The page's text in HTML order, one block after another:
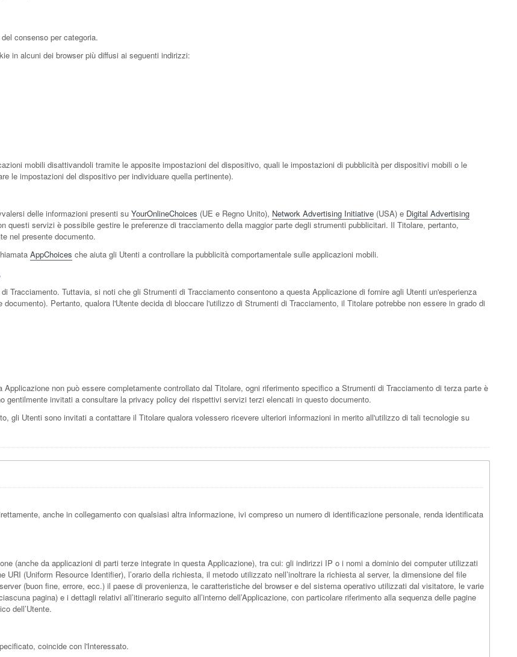
consenso per categoria.
in alcuni dei browser più diffusi ai seguenti indirizzi:
mobili disattivandoli tramite le apposite impostazioni del dispositivo, quali le impostazioni di pubblicità per dispositivi mobili o le
le impostazioni del dispositivo per individuare quella pertinente).
delle informazioni presenti su YourOnlineChoices (UE e Regno Unito), Network Advertising Initiative (USA) e Digital Advertising
questi servizi è possibile gestire le preferenze di tracciamento della maggior parte degli strumenti pubblicitari. Il Titolare, pertanto,
nel presente documento.
AppChoices che aiuta gli Utenti a controllare la pubblicità comportamentale sulle applicazioni mobili.
Tracciamento. Tuttavia, si noti che gli Strumenti di Tracciamento consentono a questa Applicazione di fornire agli Utenti un'esperienza
Pertanto, qualora l'Utente decida di bloccare l'utilizzo di Strumenti di Tracciamento, il Titolare potrebbe non essere in grado di
non può essere completamente controllato dal Titolare, ogni riferimento specifico a Strumenti di Tracciamento di terza parte è
invitati a consultare la privacy policy dei rispettivi servizi terzi elencati in questo documento.
gli Utenti sono invitati a contattare il Titolare qualora volessero ricevere ulteriori informazioni in merito all'utilizzo di tali tecnologie su
anche in collegamento con qualsiasi altra informazione, ivi compreso un numero di identificazione personale, renda identificata
(anche da applicazioni di parti terze integrate in questa Applicazione), tra cui: gli indirizzi IP o i nomi a dominio dei computer utilizzati
(Uniform Resource Identifier), l’orario della richiesta, il metodo utilizzato nell’inoltrare la richiesta al server, la dimensione del file
(buon fine, errore, ecc.) il paese di provenienza, le caratteristiche del browser e del sistema operativo utilizzati dal visitatore, le varie
pagina) e i dettagli relativi all’itinerario seguito all’interno dell’Applicazione, con particolare riferimento alla sequenza delle pagine
dell’Utente.
coincide con l'Interessato.